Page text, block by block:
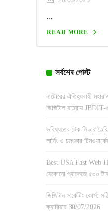
...
READ MORE
সর্বশেষ পোস্ট
নাটোরের ঐতিহ্যবাহী
ডিজিটাল যাত্রায়
ভবিষ্যতের টেক লিডার
লার্নিং ও চমৎকার
Best USA Fast Web
যেকোনো প্যাকেজে ৫০০
ডিজিটাল মার্কেটিং কোর্স:
ক্যারিয়ার 30/07/2026